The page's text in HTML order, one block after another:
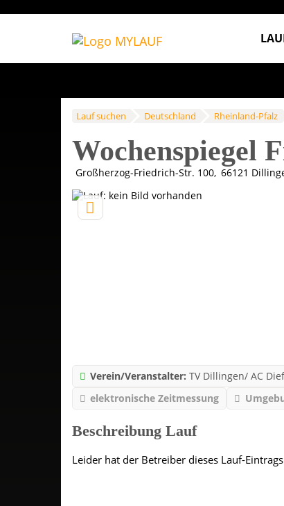
Lauf suchen Deutschland Rheinland-Pfalz
Wochenspiegel
Großherzog-Friedrich-Str. 100 66121
Verein/Veranstalter: TV Dillingen/ AC
elektronische Zeitmessung
Beschreibung Lauf
Leider hat der Betreiber dieses Lauf-